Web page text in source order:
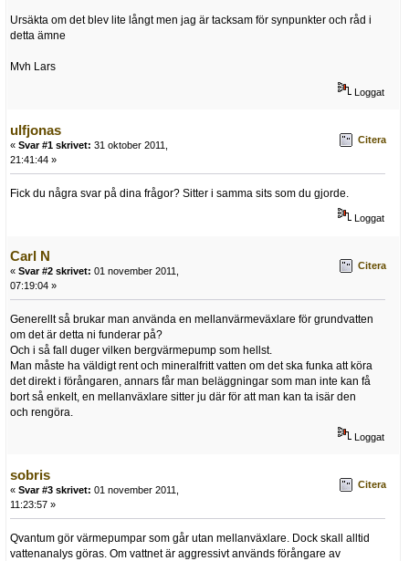
Ursäkta om det blev lite långt men jag är tacksam för synpunkter och råd i
detta ämne
Mvh Lars
Loggat
ulfjonas
« Svar #1 skrivet: 31 oktober 2011,
21:41:44 »
Citera
Fick du några svar på dina frågor? Sitter i samma sits som du gjorde.
Loggat
Carl N
« Svar #2 skrivet: 01 november 2011,
07:19:04 »
Citera
Generellt så brukar man använda en mellanvärmeväxlare för grundvatten
om det är detta ni funderar på?
Och i så fall duger vilken bergvärmepump som hellst.
Man måste ha väldigt rent och mineralfritt vatten om det ska funka att köra
det direkt i förångaren, annars får man beläggningar som man inte kan få
bort så enkelt, en mellanväxlare sitter ju där för att man kan ta isär den
och rengöra.
Loggat
sobris
« Svar #3 skrivet: 01 november 2011,
11:23:57 »
Citera
Qvantum gör värmepumpar som går utan mellanväxlare. Dock skall alltid
vattenanalys göras. Om vattnet är aggressivt används förångare av